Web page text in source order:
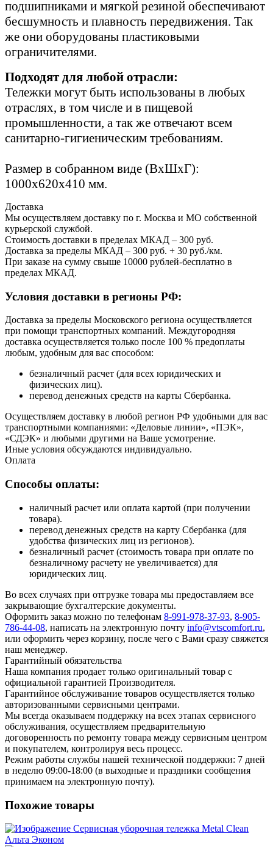
подшипниками и мягкой резиной обеспечивают
бесшумность и плавность передвижения. Так
же они оборудованы пластиковыми
ограничителями.
Подходят для любой отрасли:
Тележки могут быть использованы в любых
отраслях, в том числе и в пищевой
промышленности, а так же отвечают всем
санитарно-гигиеническим требованиям.
Размер в собранном виде (ВхШхГ):
1000х620х410 мм.
Доставка
Мы осуществляем доставку по г. Москва и МО собственной
курьерской службой.
Стоимость доставки в пределах МКАД – 300 руб.
Доставка за пределы МКАД – 300 руб. + 30 руб./км.
При заказе на сумму свыше 10000 рублей-бесплатно в
пределах МКАД.
Условия доставки в регионы РФ:
Доставка за пределы Московского региона осуществляется
при помощи транспортных компаний. Междугородняя
доставка осуществляется только после 100 % предоплаты
любым, удобным для вас способом:
безналичный расчет (для всех юридических и
физических лиц).
перевод денежных средств на карты Сбербанка.
Осуществляем доставку в любой регион РФ удобными для вас
транспортными компаниями: «Деловые линии», «ПЭК»,
«СДЭК» и любыми другими на Ваше усмотрение.
Иные условия обсуждаются индивидуально.
Оплата
Способы оплаты:
наличный расчет или оплата картой (при получении
товара).
перевод денежных средств на карту Сбербанка (для
удобства физических лиц из регионов).
безналичный расчет (стоимость товара при оплате по
безналичному расчету не увеличивается) для
юридических лиц.
Во всех случаях при отгрузке товара мы предоставляем все
закрывающие бухгалтерские документы.
Оформить заказ можно по телефонам 8-991-978-37-93, 8-905-
786-44-08, написать на электронную почту info@vtscomfort.ru,
или оформить через корзину, после чего с Вами сразу свяжется
наш менеджер.
Гарантийный обязательства
Наша компания продает только оригинальный товар с
официальной гарантией Производителя.
Гарантийное обслуживание товаров осуществляется только
авторизованными сервисными центрами.
Мы всегда оказываем поддержку на всех этапах сервисного
обслуживания, осуществляем предварительную
договоренность по ремонту товара между сервисным центром
и покупателем, контролируя весь процесс.
Режим работы службы нашей технической поддержки: 7 дней
в неделю 09:00-18:00 (в выходные и праздники сообщения
принимаем на электронную почту).
Похожие товары